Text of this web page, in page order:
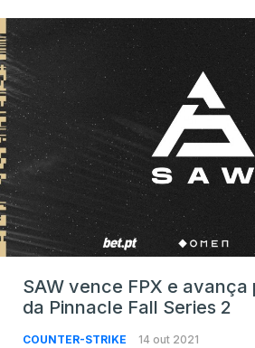
SAW vence FPX e
da Pinnacle Fall Series 2
COUNTER-STRIKE 14 out 2021